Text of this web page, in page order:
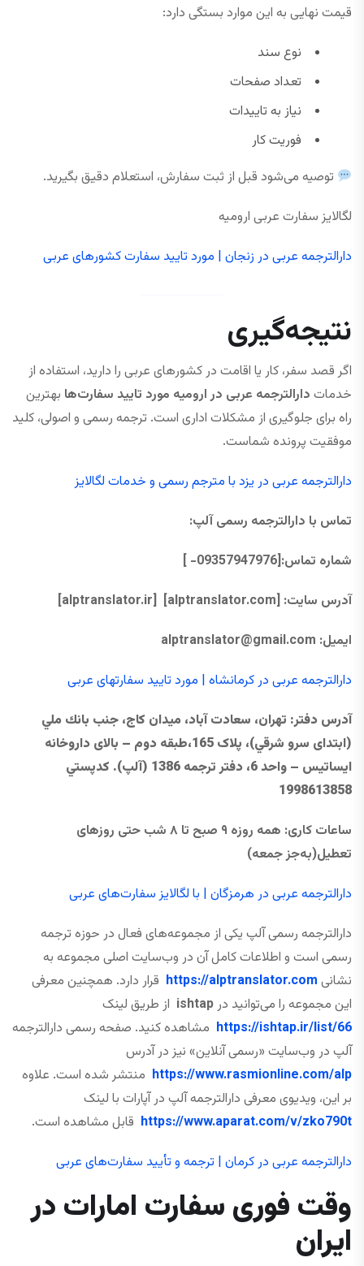
قیمت نهایی به این موارد بستگی دارد:
نوع سند
تعداد صفحات
نیاز به تاییدات
فوریت کار
توصیه می‌شود قبل از ثبت سفارش، استعلام دقیق بگیرید.
لگالایز سفارت عربی ارومیه
دارالترجمه عربی در زنجان | مورد تایید سفارت کشورهای عربی
نتیجه‌گیری
اگر قصد سفر، کار یا اقامت در کشورهای عربی را دارید، استفاده از
خدمات دارالترجمه عربی در ارومیه مورد تایید سفارت‌ها بهترین
راه برای جلوگیری از مشکلات اداری است. ترجمه رسمی و اصولی، کلید
موفقیت پرونده شماست.
دارالترجمه عربی در یزد با مترجم رسمی و خدمات لگالایز
تماس با دارالترجمه رسمی آلپ:
شماره تماس:[09357947976- ]
آدرس سایت: [alptranslator.com]
[alptranslator.ir]
ایمیل:
alptranslator@gmail.com
دارالترجمه عربی در کرمانشاه | مورد تایید سفارتهای عربی
آدرس دفتر: تهران، سعادت آباد، ميدان كاج، جنب بانك ملي
(ابتدای سرو شرقي)، پلاک 165،طبقه دوم – بالای داروخانه
ایساتیس – واحد 6، دفتر ترجمه 1386 (آلپ). كدپستي
1998613858
ساعات کاری: همه ‌روزه ۹ صبح تا ۸ شب حتی روزهای
تعطیل(به‌جز جمعه)
دارالترجمه عربی در هرمزگان | با لگالایز سفارت‌های عربی
دارالترجمه رسمی آلپ یکی از مجموعه‌های فعال در حوزه ترجمه
رسمی است و اطلاعات کامل آن در وب‌سایت اصلی مجموعه به
نشانی https://alptranslator.com قرار دارد. همچنین معرفی
این مجموعه را می‌توانید در ishtap از طریق لینک
https://ishtap.ir/list/66 مشاهده کنید. صفحه رسمی دارالترجمه
آلپ در وب‌سایت «رسمی آنلاین» نیز در آدرس
https://www.rasmionline.com/alp منتشر شده است. علاوه
بر این، ویدیوی معرفی دارالترجمه آلپ در آپارات با لینک
https://www.aparat.com/v/zko790t قابل مشاهده است.
دارالترجمه عربی در کرمان | ترجمه و تأیید سفارت‌های عربی
وقت فوری سفارت امارات در
ایران